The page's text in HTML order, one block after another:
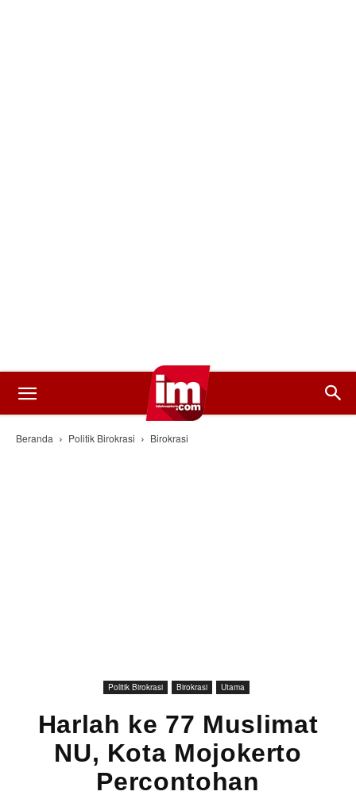
Beranda Politik Birokrasi Birokrasi
Politik Birokrasi Birokrasi Utama
Harlah ke 77 Muslimat
NU, Kota Mojokerto
Percontohan